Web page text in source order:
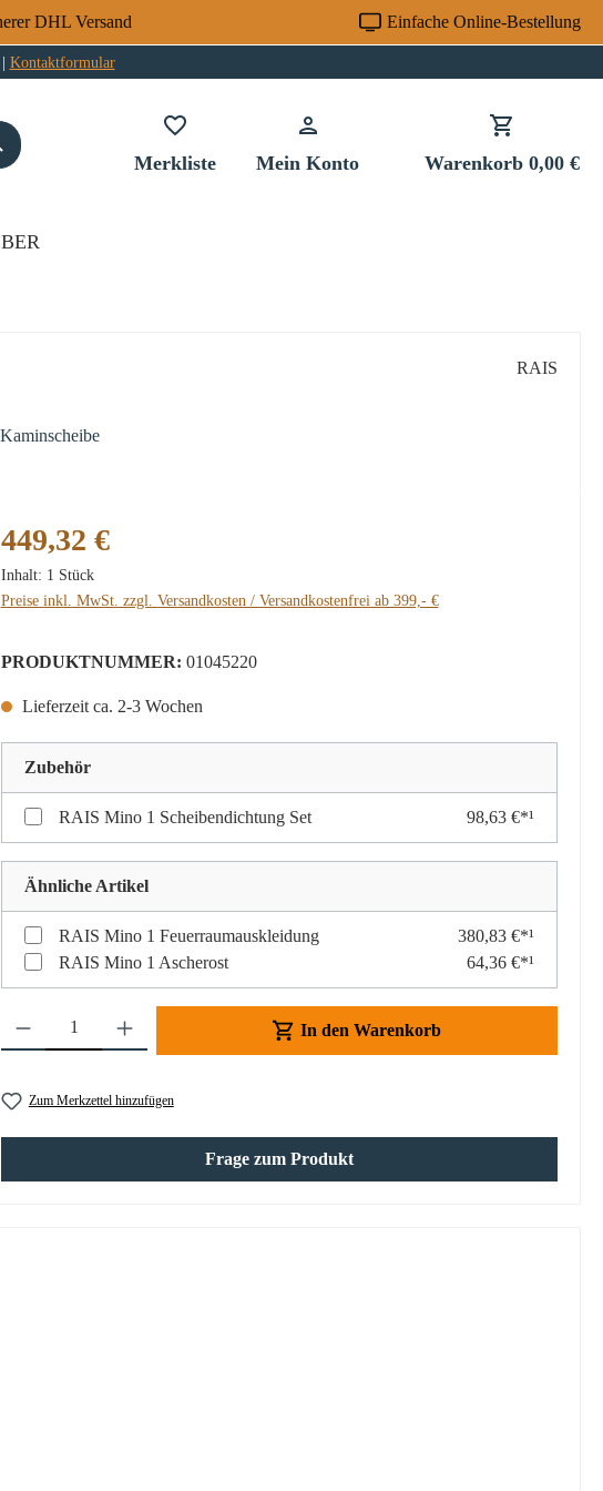
DHL Versand Einfache Online-Bestellung
Kontaktformular
MerklisteDu hast 0 Produkte auf dem Merkzettel
Mein Konto Warenkorb 0,00 €
RAIS
Regulärer Preis:
449,32 €
Inhalt: 1 Stück
Preise inkl. MwSt. zzgl. Versandkosten / Versandkostenfrei ab 399,- €
PRODUKTNUMMER: 01045220
Lieferzeit ca. 2-3 Wochen
Zubehör
RAIS Mino 1 Scheibendichtung Set 98,63 €*¹
Ähnliche Artikel
RAIS Mino 1 Feuerraumauskleidung
380,83 €*¹
RAIS Mino 1 Ascherost
64,36 €*¹
Produkt Anzahl: Gib den gewünschten Wert ein oder benutze die Schaltflächen um die Anzahl
In den Warenkorb
Zum Merkzettel hinzufügen
Frage zum Produkt